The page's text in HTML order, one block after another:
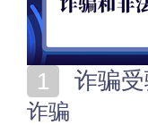
诈骗
诈骗